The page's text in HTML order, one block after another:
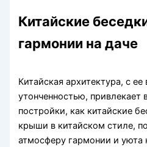
Китайские
гармонии на даче
Китайская архитектура, с
утонченностью, привлекает
постройки, как китайские
крыши в китайском стиле,
атмосферу гармонии и уюта